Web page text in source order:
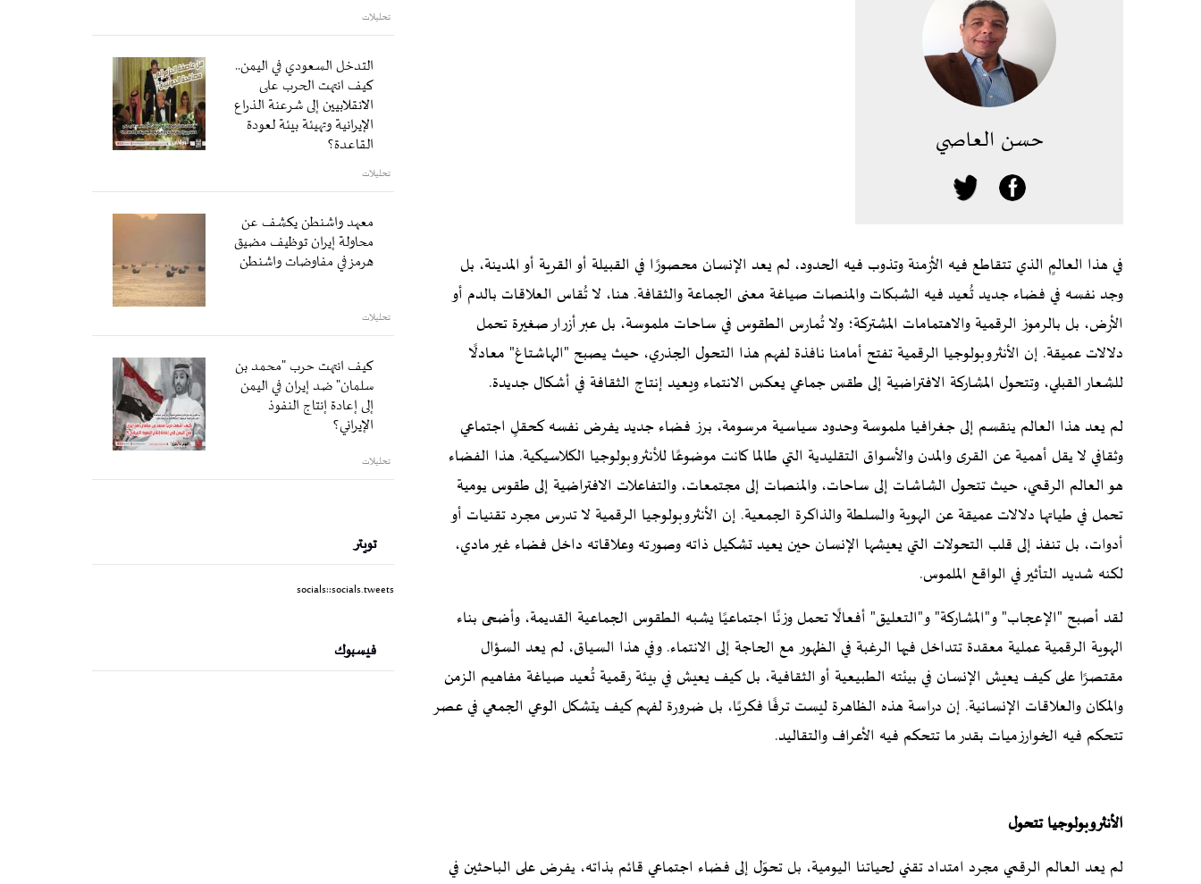
حسن العاصي
في هذا العالمٍ الذي تتقاطع فيه الأزمنة وتذوب فيه الحدود، لم يعد الإنسان محصورًا في القبيلة أو القرية أو المدينة، بل
وجد نفسه في فضاء جديد تُعيد فيه الشبكات والمنصات صياغة معنى الجماعة والثقافة. هنا، لا تُقاس العلاقات بالدم أو
الأرض، بل بالرموز الرقمية والاهتمامات المشتركة؛ ولا تُمارس الطقوس في ساحات ملموسة، بل عبر أزرار صغيرة تحمل
دلالات عميقة. إن الأنثروبولوجيا الرقمية تفتح أمامنا نافذة لفهم هذا التحول الجذري، حيث يصبح "الهاشتاغ" معادلًا
للشعار القبلي، وتتحول المشاركة الافتراضية إلى طقس جماعي يعكس الانتماء ويعيد إنتاج الثقافة في أشكال جديدة.
لم يعد هذا العالم ينقسم إلى جغرافيا ملموسة وحدود سياسية مرسومة، برز فضاء جديد يفرض نفسه كحقلٍ اجتماعي
وثقافي لا يقل أهمية عن القرى والمدن والأسواق التقليدية التي طالما كانت موضوعًا للأنثروبولوجيا الكلاسيكية. هذا الفضاء
هو العالم الرقمي، حيث تتحول الشاشات إلى ساحات، والمنصات إلى مجتمعات، والتفاعلات الافتراضية إلى طقوس يومية
تحمل في طياتها دلالات عميقة عن الهوية والسلطة والذاكرة الجمعية. إن الأنثروبولوجيا الرقمية لا تدرس مجرد تقنيات أو
أدوات، بل تنفذ إلى قلب التحولات التي يعيشها الإنسان حين يعيد تشكيل ذاته وصورته وعلاقاته داخل فضاء غير مادي،
لكنه شديد التأثير في الواقع الملموس.
لقد أصبح "الإعجاب" و"المشاركة" و"التعليق" أفعالًا تحمل وزنًا اجتماعيًا يشبه الطقوس الجماعية القديمة، وأضحى بناء
الهوية الرقمية عملية معقدة تتداخل فيها الرغبة في الظهور مع الحاجة إلى الانتماء. وفي هذا السياق، لم يعد السؤال
مقتصرًا على كيف يعيش الإنسان في بيئته الطبيعية أو الثقافية، بل كيف يعيش في بيئة رقمية تُعيد صياغة مفاهيم الزمن
والمكان والعلاقات الإنسانية. إن دراسة هذه الظاهرة ليست ترفًا فكريًا، بل ضرورة لفهم كيف يتشكل الوعي الجمعي في عصر
تتحكم فيه الخوارزميات بقدر ما تتحكم فيه الأعراف والتقاليد.
الأنثروبولوجيا تتحول
لم يعد العالم الرقمي مجرد امتداد تقني لحياتنا اليومية، بل تحوّل إلى فضاء اجتماعي قائم بذاته، يفرض على الباحثين في
تحليلات
التدخل السعودي في اليمن..
كيف انتهت الحرب على
الانقلابيين إلى شرعنة الذراع
الإيرانية وتهيئة بيئة لعودة
القاعدة؟
تحليلات
معهد واشنطن يكشف عن
محاولة إيران توظيف مضيق
هرمز في مفاوضات واشنطن
تحليلات
كيف انتهت حرب "محمد بن
سلمان" ضد إيران في اليمن
إلى إعادة إنتاج النفوذ
الإيراني؟
تحليلات
تويتر
socials::socials.tweets
فيسبوك